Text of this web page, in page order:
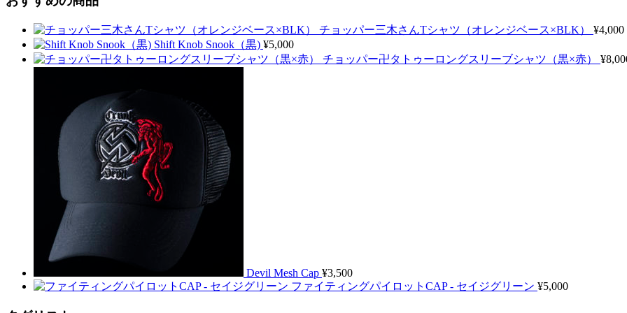
チョッパー三木さんTシャツ（オレンジベース×BLK） ¥4,000
Shift Knob Snook（黒) ¥5,000
チョッパー卍タトゥーロングスリーブシャツ（黒×赤）
¥
Devil Mesh Cap ¥3,500
ファイティングパイロットCAP - セイジグリーン ¥5,000